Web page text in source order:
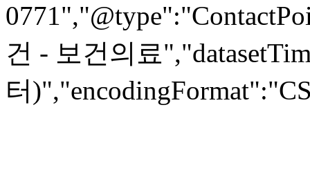
건 - 보건의료
터